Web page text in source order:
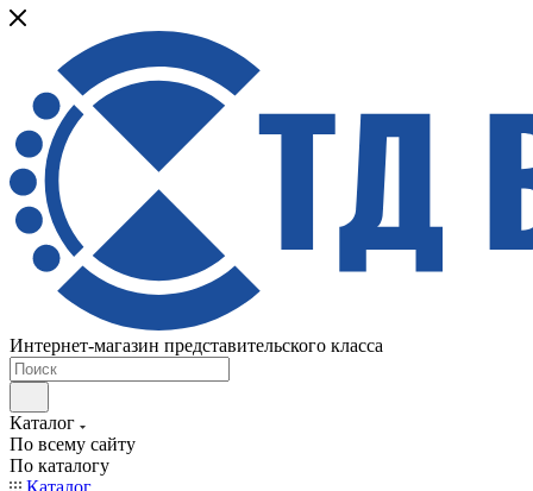
Интернет-магазин представительского класса
Каталог
По всему сайту
По каталогу
Каталог